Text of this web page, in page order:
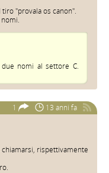
"provala os canon".
nomi al settore C.
1 13 anni fa
rispettivamente